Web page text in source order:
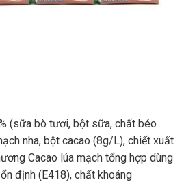
(sữa bò tươi, bột sữa, chất béo
nha, bột cacao (8g/L), chiết xuất
Cacao lúa mạch tổng hợp dùng
định (E418), chất khoáng